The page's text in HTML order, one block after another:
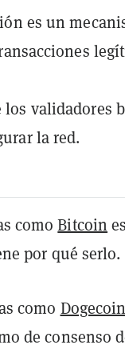
es un
validadores
la red.
comoBitcoin
por qué serlo.
como Dogecoin
de consenso